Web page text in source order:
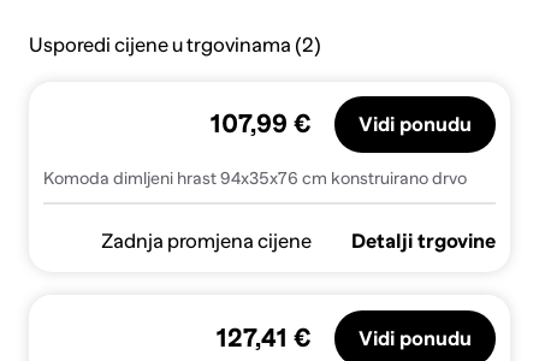
Usporedi cijene u trgovinama (2)
Komoda dimljeni hrast 94x35x76 cm konstruirano drvo
107,99 € Vidi ponudu
Zadnja promjena cijene Detalji trgovine
127,41 € Vidi ponudu